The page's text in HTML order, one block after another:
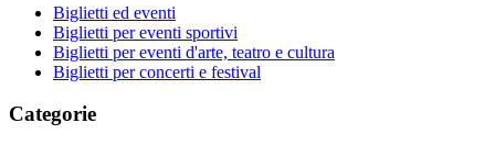
Biglietti ed eventi
Biglietti per eventi sportivi
Biglietti per eventi d'arte, teatro e cultura
Biglietti per concerti e festival
Categorie